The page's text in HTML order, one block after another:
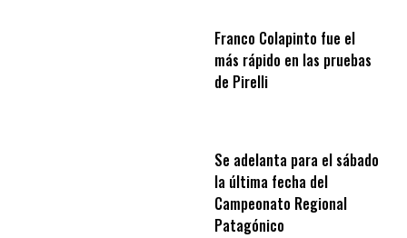
Franco Colapinto fue el
más rápido en las pruebas
de Pirelli
Se adelanta para el sábado
la última fecha del
Campeonato Regional
Patagónico